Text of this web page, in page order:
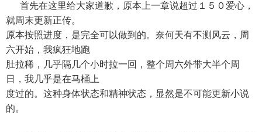
首先在这里给大家道歉，原本上一章说超过１５０爱心，
就周末更新正传。
原本按照进度，是完全可以做到的。奈何天有不测风云，周
六开始，我疯狂地跑
肚拉稀，几乎隔几个小时拉一回，整个周六外带大半个周
日，我几乎是在马桶上
度过的。这种身体状态和精神状态，显然是不可能更新小说
的。